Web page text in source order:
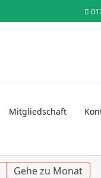
Mitgliedschaft
Gehe zu Monat